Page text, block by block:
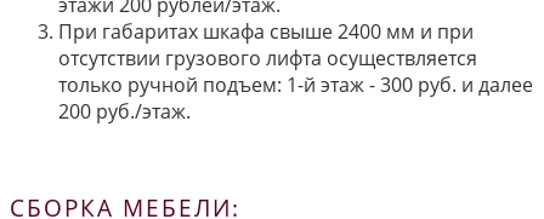
При габаритах шкафа свыше 2400 мм и при
отсутствии грузового лифта осуществляется
только ручной подъем: 1-й этаж - 300 руб. и далее
200 руб./этаж.
СБОРКА МЕБЕЛИ: